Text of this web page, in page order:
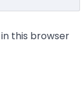
this browser